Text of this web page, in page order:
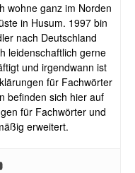
wohne ganz im Norden
in Husum. 1997 bin
nach Deutschland
leidenschaftlich gerne
und irgendwann ist
für Fachwörter
befinden sich hier auf
für Fachwörter und
erweitert.